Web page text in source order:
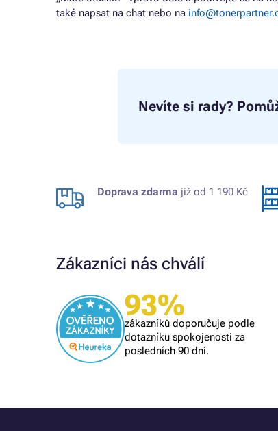
také napsat na chat nebo na
Nevíte si rady?
Doprava zdarma již od 1 190 Kč
Zákazníci nás chválí
93%
zákazníků doporučuje podle
dotazníku spokojenosti za
posledních 90 dní.
Ověřený zákazník
Profi.